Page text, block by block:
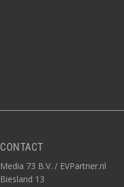
CONTACT
Media 73 B.V. / EVPartner.nl
Biesland 13